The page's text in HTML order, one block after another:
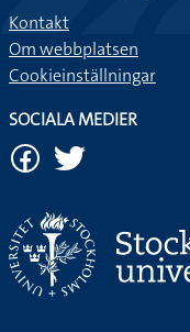
Kontakt
Om webbplatsen
Cookieinställningar
SOCIALA MEDIER